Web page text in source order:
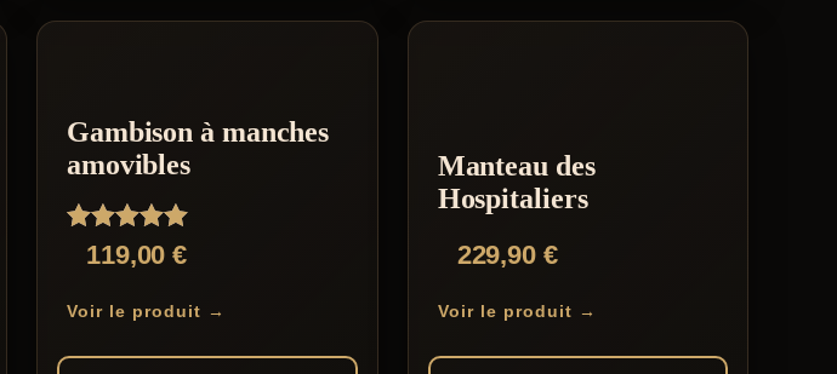
produit
plusieurs
variations.
options
peuvent
être
Gambison à manches
amovibles
Note
5.00
119,00€
Voir le produit →
Manteau des
Hospitaliers
229,90 €
Voir le produit →